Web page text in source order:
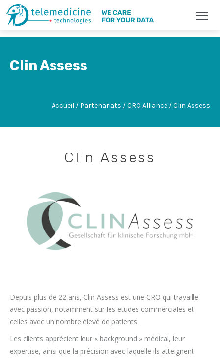
Clin Assess
Accueil / Partenariats / CRO Alliance / Clin Assess
Clin Assess
Depuis plus de 22 ans, Clin Assess est une CRO qui travaille
avec passion, notamment sur les études commerciales et
celles avec un nombre élevé de patients.
Les clients apprécient leur « background » médical, leur
expertise, ainsi que la précision avec laquelle ils atteignent